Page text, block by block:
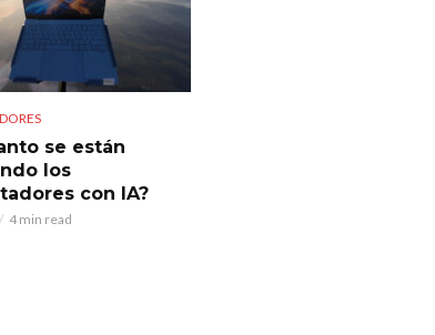
se están
los
con IA?
4 min read